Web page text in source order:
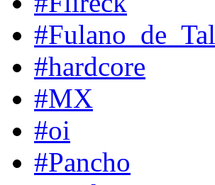
#Fulano_de_Tal
#hardcore
#MX
#oi
#Pancho